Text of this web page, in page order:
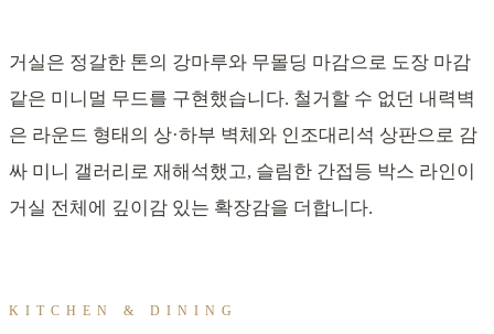
거실은 정갈한 톤의 강마루와 무몰딩 마감으로 도장 마감
같은 미니멀 무드를 구현했습니다. 철거할 수 없던 내력벽
은 라운드 형태의 상·하부 벽체와 인조대리석 상판으로 감
싸 미니 갤러리로 재해석했고, 슬림한 간접등 박스 라인이
거실 전체에 깊이감 있는 확장감을 더합니다.
KITCHEN & DINING